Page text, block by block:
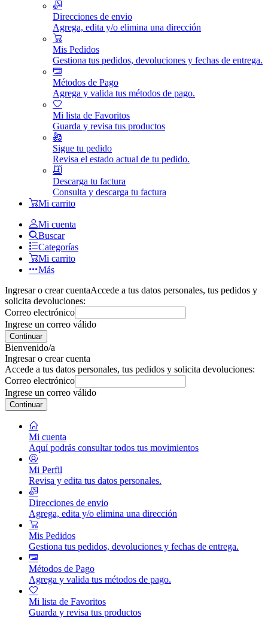
Direcciones de envio
Agrega, edita y/o elimina una dirección
Mis Pedidos
Gestiona tus pedidos, devoluciones y fechas de entrega.
Métodos de Pago
Agrega y valida tus métodos de pago.
Mi lista de Favoritos
Guarda y revisa tus productos
Sigue tu pedido
Revisa el estado actual de tu pedido.
Descarga tu factura
Consulta y descarga tu factura
Mi carrito
Mi cuenta
Buscar
Categorías
Mi carrito
Más
Ingresar o crear cuentaAccede a tus datos personales, tus pedidos y
solicita devoluciones:
Correo electrónico
Ingrese un correo válido
Continuar
Bienvenido/a
Ingresar o crear cuenta
Accede a tus datos personales, tus pedidos y solicita devoluciones:
Correo electrónico
Ingrese un correo válido
Continuar
Mi cuenta
Aquí podrás consultar todos tus movimientos
Mi Perfil
Revisa y edita tus datos personales.
Direcciones de envio
Agrega, edita y/o elimina una dirección
Mis Pedidos
Gestiona tus pedidos, devoluciones y fechas de entrega.
Métodos de Pago
Agrega y valida tus métodos de pago.
Mi lista de Favoritos
Guarda y revisa tus productos